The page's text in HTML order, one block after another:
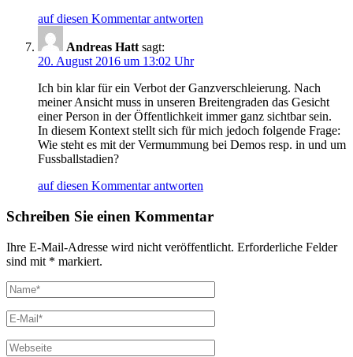
auf diesen Kommentar antworten
Andreas Hatt sagt:
20. August 2016 um 13:02 Uhr
Ich bin klar für ein Verbot der Ganzverschleierung. Nach
meiner Ansicht muss in unseren Breitengraden das Gesicht
einer Person in der Öffentlichkeit immer ganz sichtbar sein.
In diesem Kontext stellt sich für mich jedoch folgende Frage:
Wie steht es mit der Vermummung bei Demos resp. in und um
Fussballstadien?
auf diesen Kommentar antworten
Schreiben Sie einen Kommentar
Ihre E-Mail-Adresse wird nicht veröffentlicht. Erforderliche Felder
sind mit * markiert.